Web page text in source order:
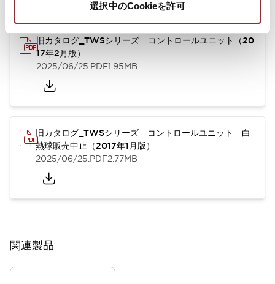
選択中のCookieを許可
旧カタログ_TWSシリーズ コントロールユニット（20
17年2月版）
2025/06/25.PDF1.95MB
旧カタログ_TWSシリーズ コントロールユニット 白
熱球販売中止（2017年1月版）
2025/06/25.PDF2.77MB
関連製品